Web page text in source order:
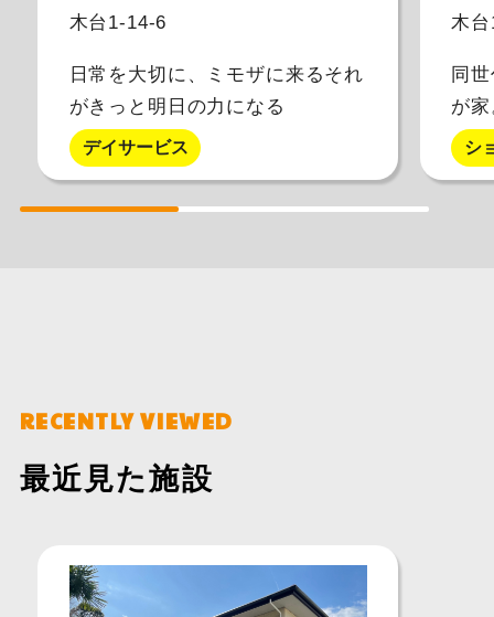
木台1-14-6
日常を大切に、ミモザに来るそれ
がきっと明日の力になる
デイサービス
木
同
が
験シ
RECENTLY VIEWED
最近見た施設